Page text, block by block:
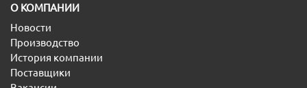
O КОМПАНИИ
Новости
Производство
История компании
Поставщики